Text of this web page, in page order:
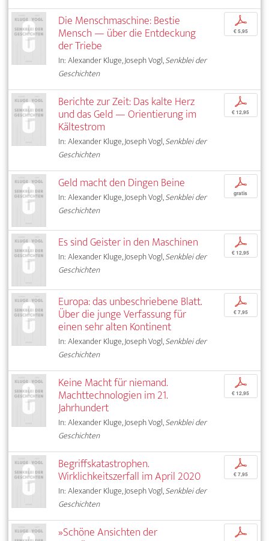
Die Menschmaschine: Bestie
Mensch — über die Entdeckung
der Triebe
In: Alexander Kluge, Joseph Vogl,Senkblei der
Geschichten
p
€ 5,95
Berichte zur Zeit: Das kalte Herz
und das Geld — Orientierung im
Kältestrom
In: Alexander Kluge, Joseph Vogl,Senkblei der
Geschichten
p
€ 12,95
Geld macht den Dingen Beine
In: Alexander Kluge, Joseph Vogl,Senkblei der
Geschichten
p
gratis
Es sind Geister in den Maschinen
In: Alexander Kluge, Joseph Vogl,Senkblei der
Geschichten
p
€ 12,95
Europa: das unbeschriebene Blatt.
Über die junge Verfassung für
einen sehr alten Kontinent
In: Alexander Kluge, Joseph Vogl,Senkblei der
Geschichten
p
€ 7,95
Keine Macht für niemand.
Machttechnologien im 21.
Jahrhundert
In: Alexander Kluge, Joseph Vogl,Senkblei der
Geschichten
p
€ 12,95
Begriffskatastrophen.
Wirklichkeitszerfall im April 2020
In: Alexander Kluge, Joseph Vogl,Senkblei der
Geschichten
p
€ 7,95
»Schöne Ansichten der p